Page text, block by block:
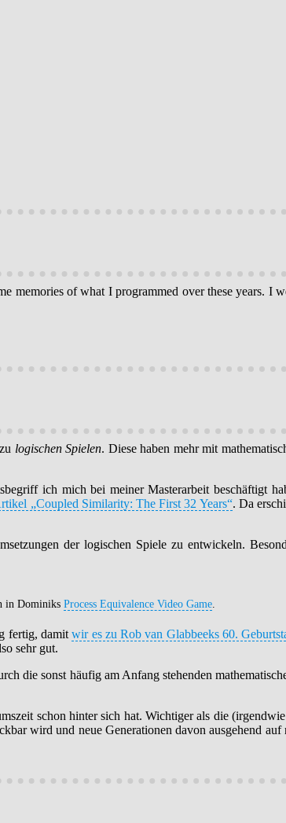
memories of what I programmed over these years. I
logischen Spielen. Diese haben mehr mit
ich mich bei meiner Masterarbeit beschäftigt
„Coupled Similarity: The First 32 Years“. Da
der logischen Spiele zu entwickeln.
in Dominiks Process Equivalence Video Game.
fertig, damitwir es zu Rob van Glabbeeks 60.
sehr gut.
die sonst häufig am Anfang stehenden
schon hinter sich hat. Wichtiger als die
wird und neue Generationen davon ausgehend